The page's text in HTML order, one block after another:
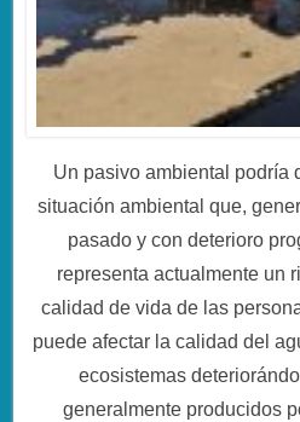
Un pasivo ambiental podría
situación ambiental que,
pasado y con deterioro
representa actualmente un
calidad de vida de las
puede afectar la calidad del
ecosistemas
generalmente producidos